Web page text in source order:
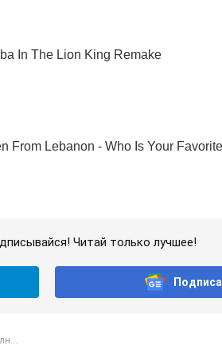
Читай только лучшее!